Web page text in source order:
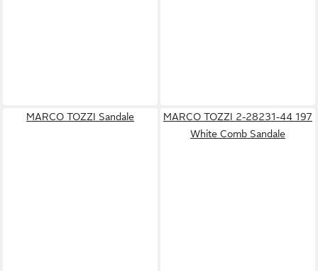
MARCO TOZZI Sandale
MARCO TOZZI 2-28231-44 197
White Comb Sandale